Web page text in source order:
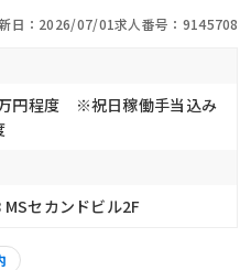
日：2026/07/01求人番号：9145708
万円程度 ※祝日稼働手当込み
セカンドビル2F